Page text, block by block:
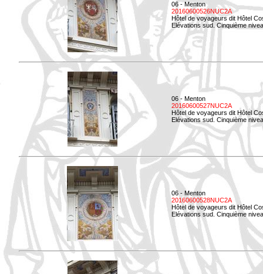
06 - Menton
20160600526NUC2A
Hôtel de voyageurs dit Hôtel
Elévations sud. Cinquième
06 - Menton
20160600527NUC2A
Hôtel de voyageurs dit Hôtel
Elévations sud. Cinquième
06 - Menton
20160600528NUC2A
Hôtel de voyageurs dit Hôtel
Elévations sud. Cinquième